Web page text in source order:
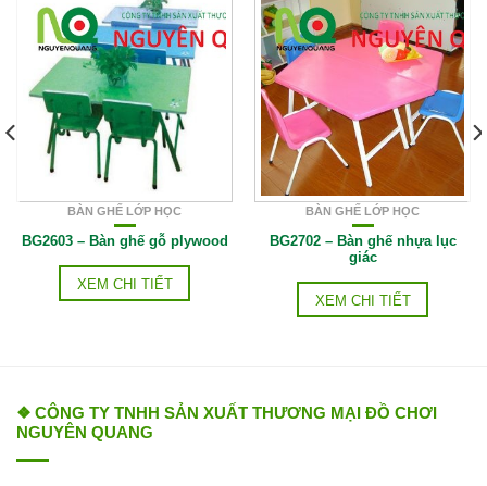
BÀN GHẾ LỚP HỌC
BG2603 – Bàn ghế gỗ plywood
XEM CHI TIẾT
BÀN GHẾ LỚP HỌC
BG2702 – Bàn ghế nhựa lục
giác
XEM CHI TIẾT
❖ CÔNG TY TNHH SẢN XUẤT THƯƠNG MẠI ĐỒ CHƠI
NGUYÊN QUANG